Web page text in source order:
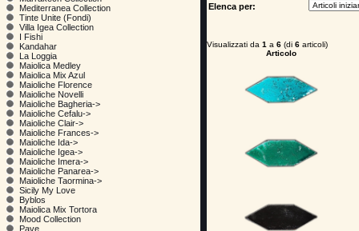
Mediterranea Collection
Tinte Unite (Fondi)
Villa Igea Collection
I Fishi
Kandahar
La Loggia
Maiolica Medley
Maiolica Mix Azul
Maioliche Florence
Maioliche Novelli
Maioliche Bagheria->
Maioliche Cefalu->
Maioliche Clair->
Maioliche Frances->
Maioliche Ida->
Maioliche Igea->
Maioliche Imera->
Maioliche Panarea->
Maioliche Taormina->
Sicily My Love
Byblos
Maiolica Mix Tortora
Mood Collection
Pave
Elenca per:
Visualizzati da 1 a 6 (di 6 articoli)
Articolo